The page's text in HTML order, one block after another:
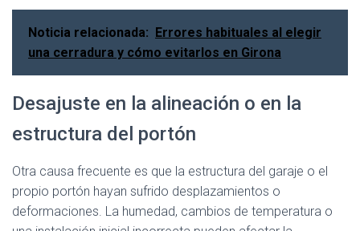
Noticia relacionada: Errores habituales al elegir
una cerradura y cómo evitarlos en Girona
Desajuste en la alineación o en la
estructura del portón
Otra causa frecuente es que la estructura del garaje o el
propio portón hayan sufrido desplazamientos o
deformaciones. La humedad, cambios de temperatura o